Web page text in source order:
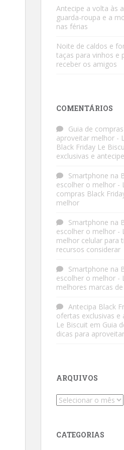
Antecipe a volta às
guarda-roupa e a
nas férias
Noite de caldos e
taças para vinhos e
receber os amigos
COMENTÁRIOS
Guia de
aproveitar melhor -
Black Friday Le
exclusivas e
Smartphone na
escolher o melhor -
compras Black
melhor
Smartphone na
escolher o melhor -
melhor celular para
recursos considerar
Smartphone na
escolher o melhor -
melhores marcas
Antecipa Black
ofertas exclusivas e
Le Biscuit em Guia
dicas para
ARQUIVOS
Arquivos
CATEGORIAS